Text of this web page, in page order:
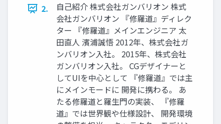
2.
自己紹介 株式会社ガンバリオン 株式
会社ガンバリオン 『修羅道』ディレク
ター 『修羅道』メインエンジニア 太
田直人 濱浦誠悟 2012年、株式会社ガ
ンバリオン入社。 2015年、株式会社
ガンバリオン入社。 CGデザイナーと
してUIを中心として 『修羅道』では主
にメインモードに 開発に携わる。 あ
たる修羅道と羅生門の実装、 『修羅
道』では世界観や仕様設計、 開発環境